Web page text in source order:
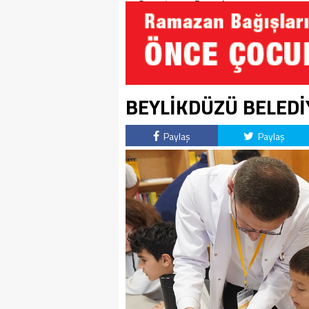
Soruşturma Dosyalarına
Yansıdı!
BEYLİKDÜZÜ
Paylaş Paylaş